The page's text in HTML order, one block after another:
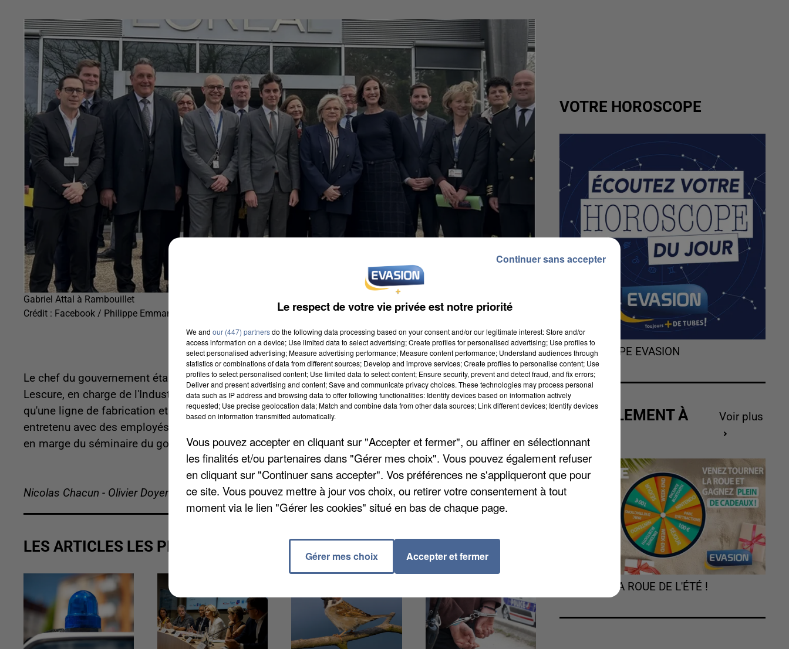
Gabriel Attal à Rambouillet
Crédit : Facebook / Philippe Emmanuel
Le chef du gouvernement était accompagné de la ministre du Travail, Catherine Vautrin, et de Roland
Lescure, en charge de l'Industrie. Ensemble, ils ont découvert le site et son fonctionnement ainsi
qu'une ligne de fabrication et le processus de mixage du shampooing. Gabriel Attal s'est ensuite
entretenu avec des employés de l'usine dont il a salué les efforts. Il est revenu sur les annonces faites
en marge du séminaire du gouvernement sur le travail.
Nicolas Chacun - Olivier Doyen
LES ARTICLES LES PLUS VUS
VOTRE HOROSCOPE
L'HOROSCOPE EVASION
ACTUELLEMENT À
Voir plus
TOURNEZ LA ROUE DE L'ÉTÉ !
Le respect de votre vie privée est notre priorité
We and our (447) partnersdo the following data processing based on your consent and/or our legitimate interest: Store and/or
access information on a device; Use limited data to select advertising; Create profiles for personalised advertising; Use profiles to
select personalised advertising; Measure advertising performance; Measure content performance; Understand audiences through
statistics or combinations of data from different sources; Develop and improve services; Create profiles to personalise content; Use
profiles to select personalised content; Use limited data to select content; Ensure security, prevent and detect fraud, and fix errors;
Deliver and present advertising and content; Save and communicate privacy choices. These technologies may process personal
data such as IP address and browsing data to offer following functionalities: Identify devices based on information actively
requested; Use precise geolocation data; Match and combine data from other data sources; Link different devices; Identify devices
based on information transmitted automatically.
Vous pouvez accepter en cliquant sur "Accepter et fermer", ou affiner en sélectionnant
les finalités et/ou partenaires dans "Gérer mes choix". Vous pouvez également refuser
en cliquant sur "Continuer sans accepter". Vos préférences ne s'appliqueront que pour
ce site. Vous pouvez mettre à jour vos choix, ou retirer votre consentement à tout
moment via le lien "Gérer les cookies" situé en bas de chaque page.
Gérer mes choix Accepter et fermer
Continuer sans accepter